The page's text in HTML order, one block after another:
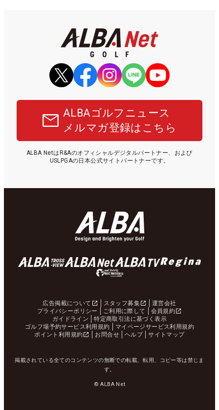
ALBAゴルフニュース
メルマガ登録はこちら
ALBA NetはR&Aのオフィシャルデジタルパートナー、および
USLPGAの日本公式サイトパートナーです。
広告掲載について スタッフ募集
運営会社
プライバシーポリシー
ご利用に際して
会員規約
ガイドライン
特定商取引法に基づく表示
ゴルフ場予約サービス利用規約
マイページサービス利用規約
ポイント利用規約
お問合せ ヘルプ サイトマップ
掲載されている全てのコンテンツの無断での転載、転用、コピー等は禁じま
す。
© ALBA Net